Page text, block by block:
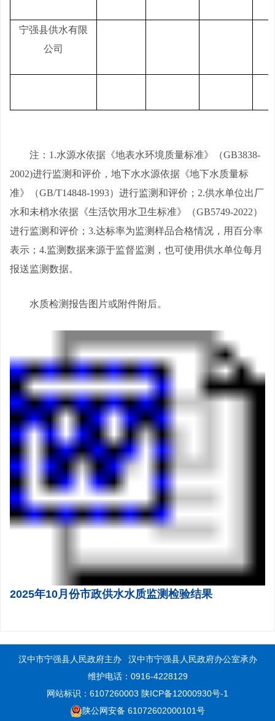
宁强县供水有限
公司
注： 1.水源水依据《地表水环境质量标准》（GB3838-
2002)进行监测和评价，地下水水源依据《地下水质量标
准》（GB/T14848-1993）进行监测和评价；2.供水单位出厂
水和未梢水依据《生活饮用水卫生标准》（GB5749-2022）
进行监测和评价；3.达标率为监测样品合格情况，用百分率
表示；4.监测数据来源于监督监测，也可使用供水单位每月
报送监测数据。
水质检测报告图片或附件附后。
2025年10月份市政供水水质监测检验结果
汉中市宁强县人民政府主办
汉中市宁强县人民政府办公室承办
维护电话：0916-4228129
网站标识：6107260003 陕ICP备12000930号-1
陕公网安备 61072602000101号